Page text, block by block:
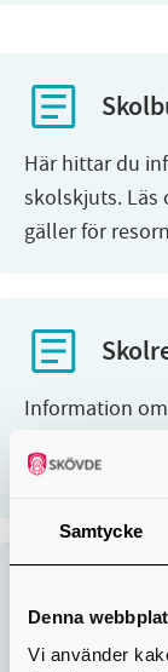
Samtycke
Denna
Vi använder
Här hittar du
skolskjuts. Läs
gäller för
Information
elever med
resorna fungerar.
Läs om regler,